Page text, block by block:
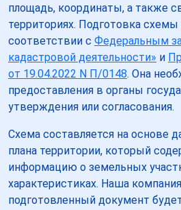
площадь, координаты, а также
территориях. Подготовка
соответствии с Федеральным
кадастровой деятельности» и
от 19.04.2022 N П/0148. Она
предоставления в органы
утверждения или согласования.
Схема составляется на основе
плана территории, который
информацию о земельных
характеристиках. Наша
подготовленный документ